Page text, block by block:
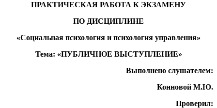
ПРАКТИЧЕСКАЯ РАБОТА К ЭКЗАМЕНУ
ПО ДИСЦИПЛИНЕ
«Социальная психология и психология управления»
Тема: «ПУБЛИЧНОЕ ВЫСТУПЛЕНИЕ»
Выполнено слушателем:
Конновой М.Ю.
Проверил: